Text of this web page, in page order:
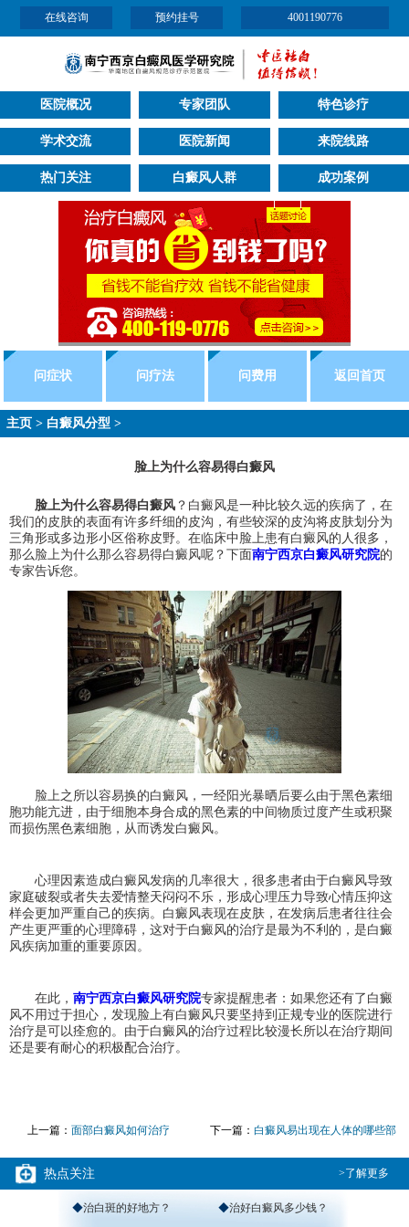
在线咨询 预约挂号 4001190776
医院概况 专家团队 特色诊疗
学术交流 医院新闻 来院线路
热门关注 白癜风人群 成功案例
问症状 问疗法 问费用 返回首页
主页 > 白癜风分型 >
脸上为什么容易得白癜风
脸上为什么容易得白癜风 ？白癜风是一种比较久远的疾病了，在
我们的皮肤的表面有许多纤细的皮沟，有些较深的皮沟将皮肤划分为
三角形或多边形小区俗称皮野。在临床中脸上患有白癜风的人很多，
那么脸上为什么那么容易得白癜风呢？下面南宁西京白癜风研究院的
专家告诉您。
脸上之所以容易换的白癜风，一经阳光暴晒后要么由于黑色素细
胞功能亢进，由于细胞本身合成的黑色素的中间物质过度产生或积聚
而损伤黑色素细胞，从而诱发白癜风。
心理因素造成白癜风发病的几率很大，很多患者由于白癜风导致
家庭破裂或者失去爱情整天闷闷不乐，形成心理压力导致心情压抑这
样会更加严重自己的疾病。白癜风表现在皮肤，在发病后患者往往会
产生更严重的心理障碍，这对于白癜风的治疗是最为不利的，是白癜
风疾病加重的重要原因。
在此， 南宁西京白癜风研究院专家提醒患者：如果您还有了白癜
风不用过于担心，发现脸上有白癜风只要坚持到正规专业的医院进行
治疗是可以痊愈的。由于白癜风的治疗过程比较漫长所以在治疗期间
还是要有耐心的积极配合治疗。
上一篇： 面部白癜风如何治疗 下一篇： 白癜风易出现在人体的哪些部
热点关注 >了解更多
◆治白斑的好地方？ ◆治好白癜风多少钱？